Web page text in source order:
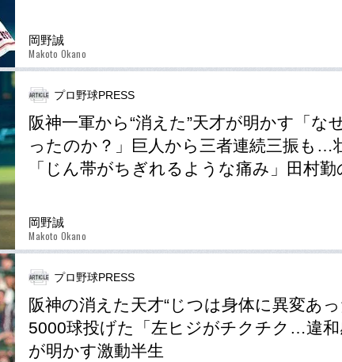
岡野誠
Makoto Okano
プロ野球PRESS
阪神一軍から“消えた”天才が明かす「な
ったのか？」巨人から三者連続三振も…
「じん帯がちぎれるような痛み」田村勤
岡野誠
Makoto Okano
プロ野球PRESS
阪神の消えた天才“じつは身体に異変あ
5000球投げた「左ヒジがチクチク…違
が明かす激動半生